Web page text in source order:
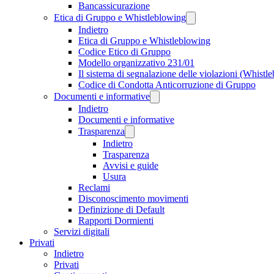
Bancassicurazione
Etica di Gruppo e Whistleblowing
Indietro
Etica di Gruppo e Whistleblowing
Codice Etico di Gruppo
Modello organizzativo 231/01
Il sistema di segnalazione delle violazioni
Codice di Condotta Anticorruzione di Gruppo
Documenti e informative
Indietro
Documenti e informative
Trasparenza
Indietro
Trasparenza
Avvisi e guide
Usura
Reclami
Disconoscimento movimenti
Definizione di Default
Rapporti Dormienti
Servizi digitali
Privati
Indietro
Privati